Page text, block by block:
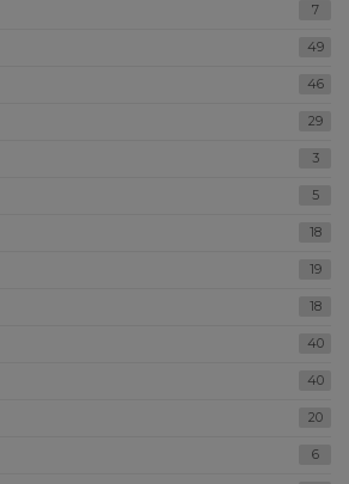
7
49
46
29
3
5
18
19
18
40
40
20
6